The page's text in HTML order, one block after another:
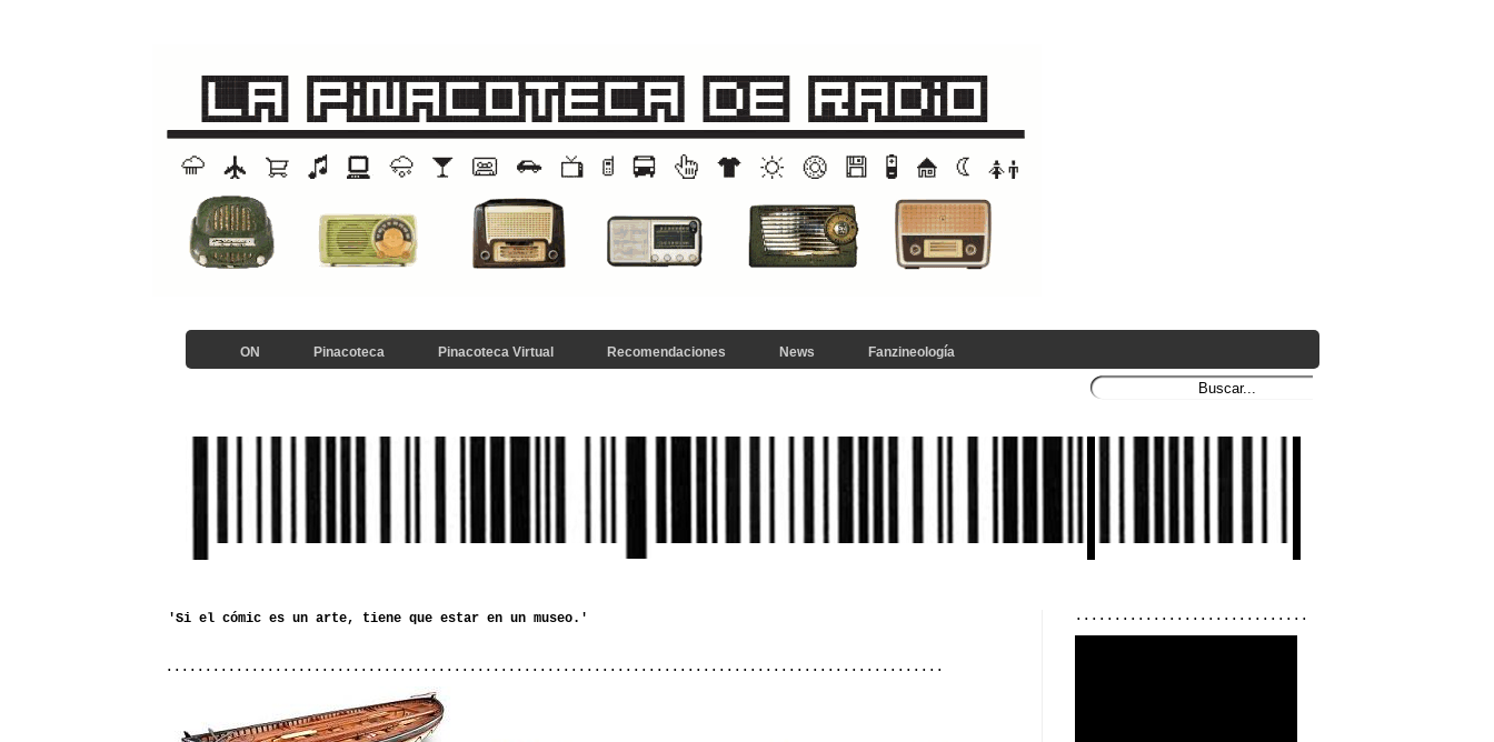
ON Pinacoteca Pinacoteca Virtual Recomendaciones News Fanzineología
....................................................................................................
..............................